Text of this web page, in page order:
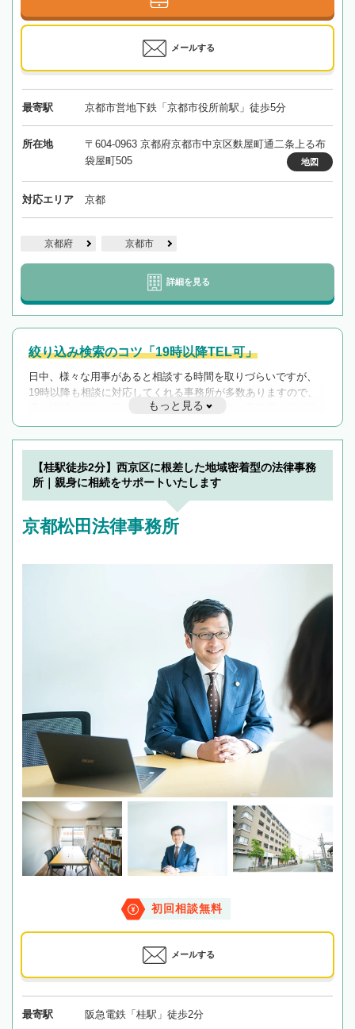
メールする
最寄駅 京都市営地下鉄「京都市役所前駅」徒歩5分
所在地
〒604-0963 京都府京都市中京区麩屋町通二条上る布
袋屋町505
地図
対応エリア 京都
京都府 京都市
詳細を見る
絞り込み検索のコツ「19時以降TEL可」
日中、様々な用事があると相談する時間を取りづらいですが、
19時以降も相談に対応してくれる事務所が多数ありますので、
遅い時間の相談が増えそうな場合はそのような事務所に絞り込
んで検索してみましょう。
19時以降TEL可の条件
を加えて再検索
もっと見る
【桂駅徒歩2分】西京区に根差した地域密着型の法律事務
所｜親身に相続をサポートいたします
京都松田法律事務所
初回相談無料
メールする
最寄駅 阪急電鉄「桂駅」徒歩2分